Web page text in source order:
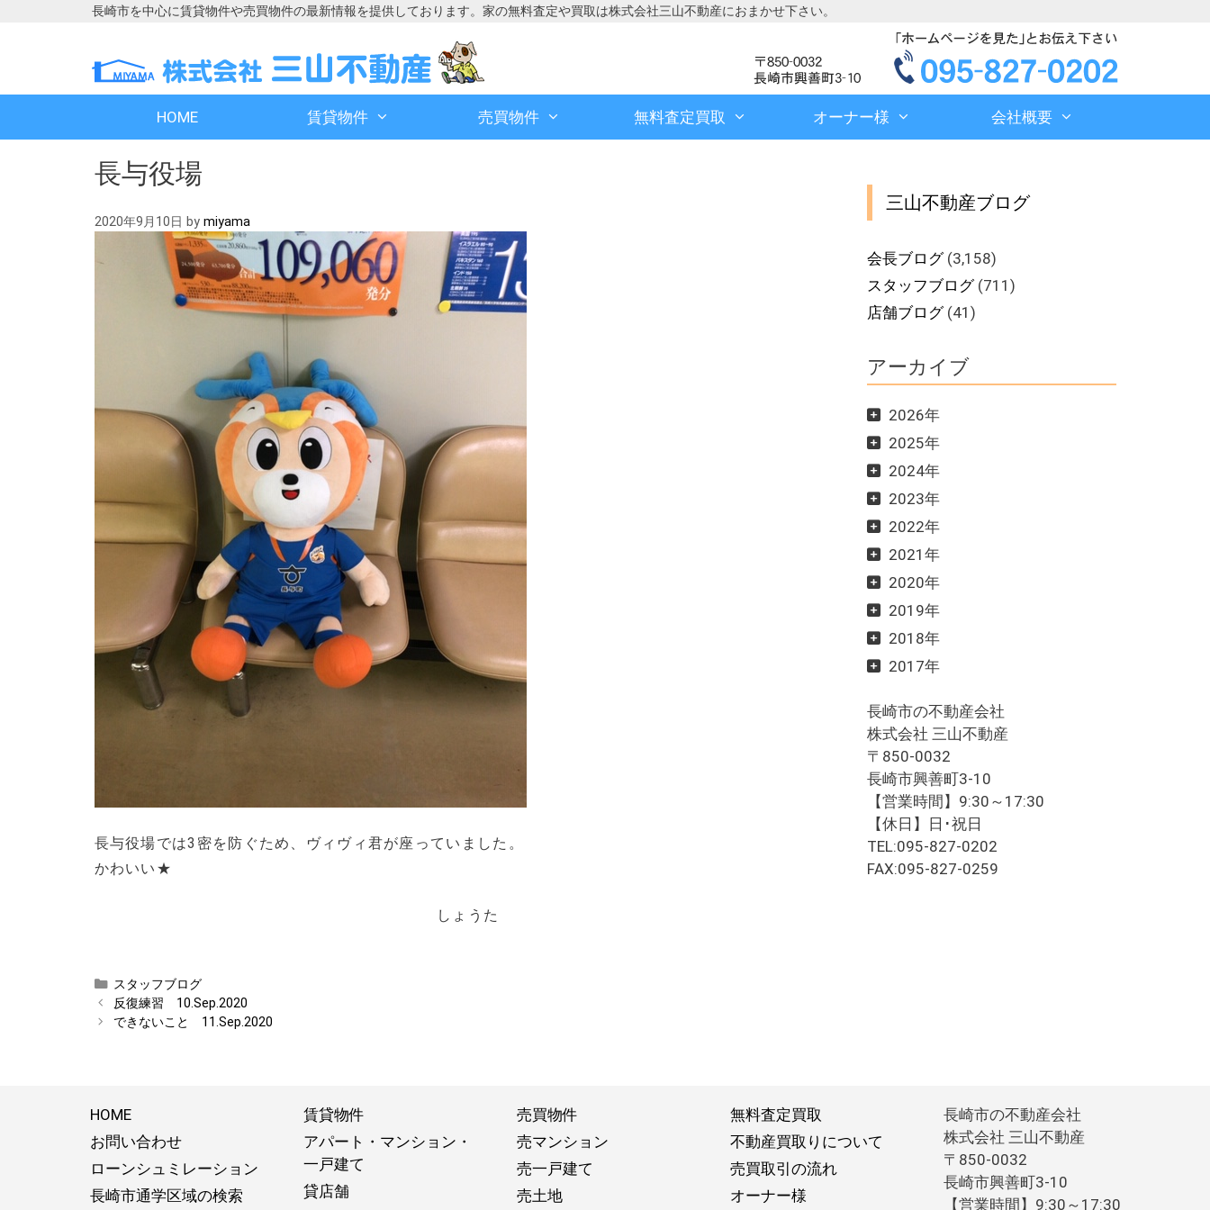
長崎市を中心に賃貸物件や売買物件の最新情報を提供しております。家の無料査定や買取は株式会社三山不動産におまかせ下さい。
ン
へ
ン
へ
HOME 賃貸物件 売買物件 無料査定買取 オーナー様 会社概要
長与役場
2020年9月10日 by miyama
長与役場では3密を防ぐため、ヴィヴィ君が座っていました。
かわいい★
しょうた
カ
テ
ゴ
スタッフブログ
反復練習 10.Sep.2020
できないこと 11.Sep.2020
三山不動産ブログ
会長ブログ(3,158)
スタッフブログ(711)
店舗ブログ(41)
アーカイブ
2026年
2025年
2024年
2023年
2022年
2021年
2020年
2019年
2018年
2017年
長崎市の不動産会社
株式会社 三山不動産
〒850-0032
長崎市興善町3-10
【営業時間】9:30～17:30
【休日】日･祝日
TEL:095-827-0202
FAX:095-827-0259
HOME
お問い合わせ
ローンシュミレーション
長崎市通学区域の検索
賃貸物件
アパート・マンション・
一戸建て
貸店舗
売買物件
売マンション
売一戸建て
売土地
無料査定買取
不動産買取りについて
売買取引の流れ
オーナー様
長崎市の不動産会社
株式会社 三山不動産
〒850-0032
長崎市興善町3-10
【営業時間】9:30～17:30